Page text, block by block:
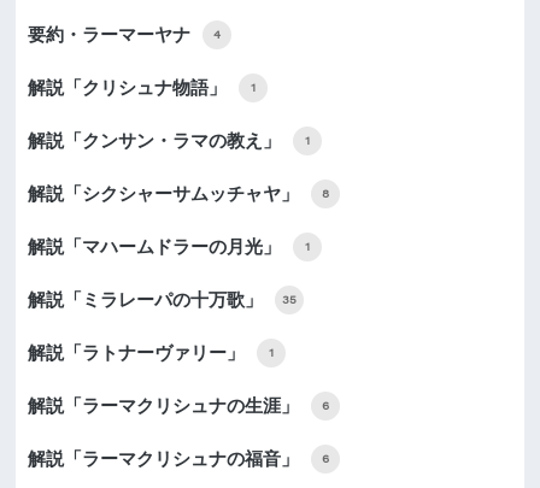
要約・ラーマーヤナ 4
解説「クリシュナ物語」 1
解説「クンサン・ラマの教え」 1
解説「シクシャーサムッチャヤ」 8
解説「マハームドラーの月光」 1
解説「ミラレーパの十万歌」 35
解説「ラトナーヴァリー」 1
解説「ラーマクリシュナの生涯」 6
解説「ラーマクリシュナの福音」 6